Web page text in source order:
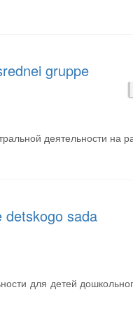
gruppe
деятельности на
detskogo sada
для детей